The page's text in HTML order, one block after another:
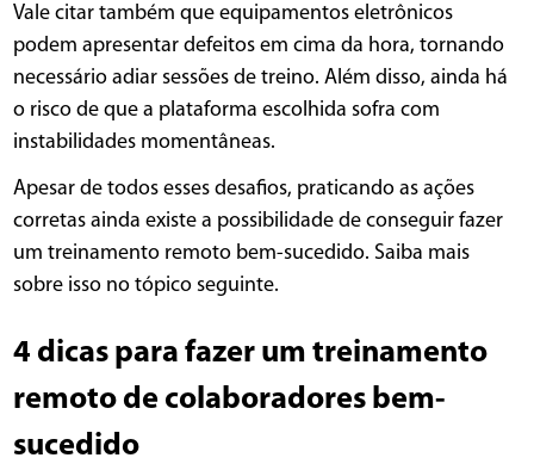
Vale citar também que equipamentos eletrônicos
podem apresentar defeitos em cima da hora, tornando
necessário adiar sessões de treino. Além disso, ainda há
o risco de que a plataforma escolhida sofra com
instabilidades momentâneas.
Apesar de todos esses desafios, praticando as ações
corretas ainda existe a possibilidade de conseguir fazer
um treinamento remoto bem-sucedido. Saiba mais
sobre isso no tópico seguinte.
4 dicas para fazer um treinamento
remoto de colaboradores bem-
sucedido